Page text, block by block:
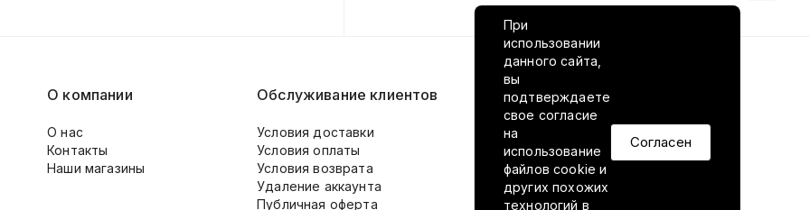
При
использовании
данного сайта,
вы
подтверждаете
свое согласие
на
использование
файлов cookie и
других похожих
технологий в
Согласен
О компании
О нас
Контакты
Наши магазины
Обслуживание клиентов
Условия доставки
Условия оплаты
Условия возврата
Удаление аккаунта
Публичная оферта
VILED в соцсетях